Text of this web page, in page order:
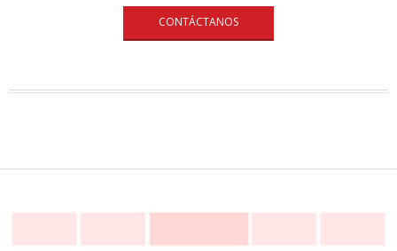
CONTÁCTANOS